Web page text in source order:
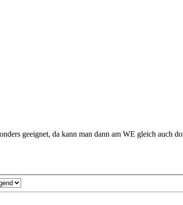
geeignet, da kann man dann am WE gleich auch